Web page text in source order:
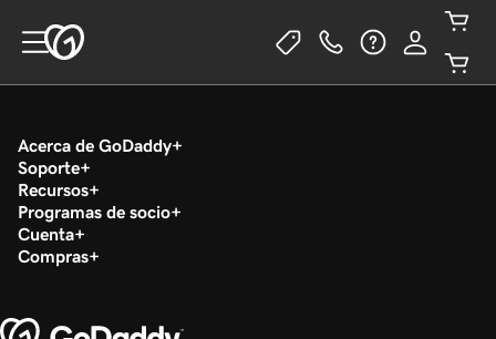
Acerca de GoDaddy
Soporte
Recursos
Programas de socio
Cuenta
Compras